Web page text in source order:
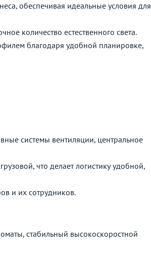
обеспечивая идеальные условия для
количество естественного света.
благодаря удобной планировке,
системы вентиляции, центральное
что делает логистику удобной,
и их сотрудников.
стабильный высокоскоростной